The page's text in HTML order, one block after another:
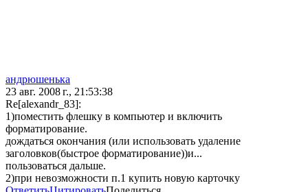
андрюшенька
23 авг. 2008 г., 21:53:38
Re[alexandr_83]:
1)поместить флешку в компьютер и включить
форматирование.
дождаться окончания (или использовать удаление
заголовков(быстрое форматирование))и...
пользоваться дальше.
2)при невозможности п.1 купить новую карточку